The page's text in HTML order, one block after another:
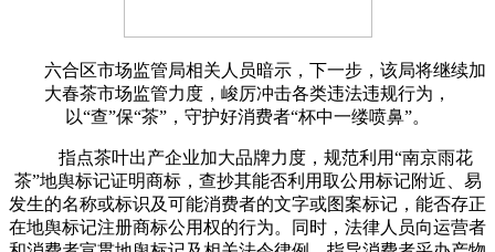
六合区市场监管局相关人员暗示，下一步，该局将继续加
大春茶市场监管力度，峻厉冲击各类违法违规行为，
以“查”保“茶”，守护好消费者“杯中一缕喷鼻”。
指点茶叶出产企业加大品牌力度，规范利用“南京雨花
茶”地舆标记证明商标，查抄其能否利用取公用标记附近、易
发生的名称或标识及可能消费者的文字或图案标记，能否存正
在地舆标记注册商标公用权的行为。同时，法律人员向运营者